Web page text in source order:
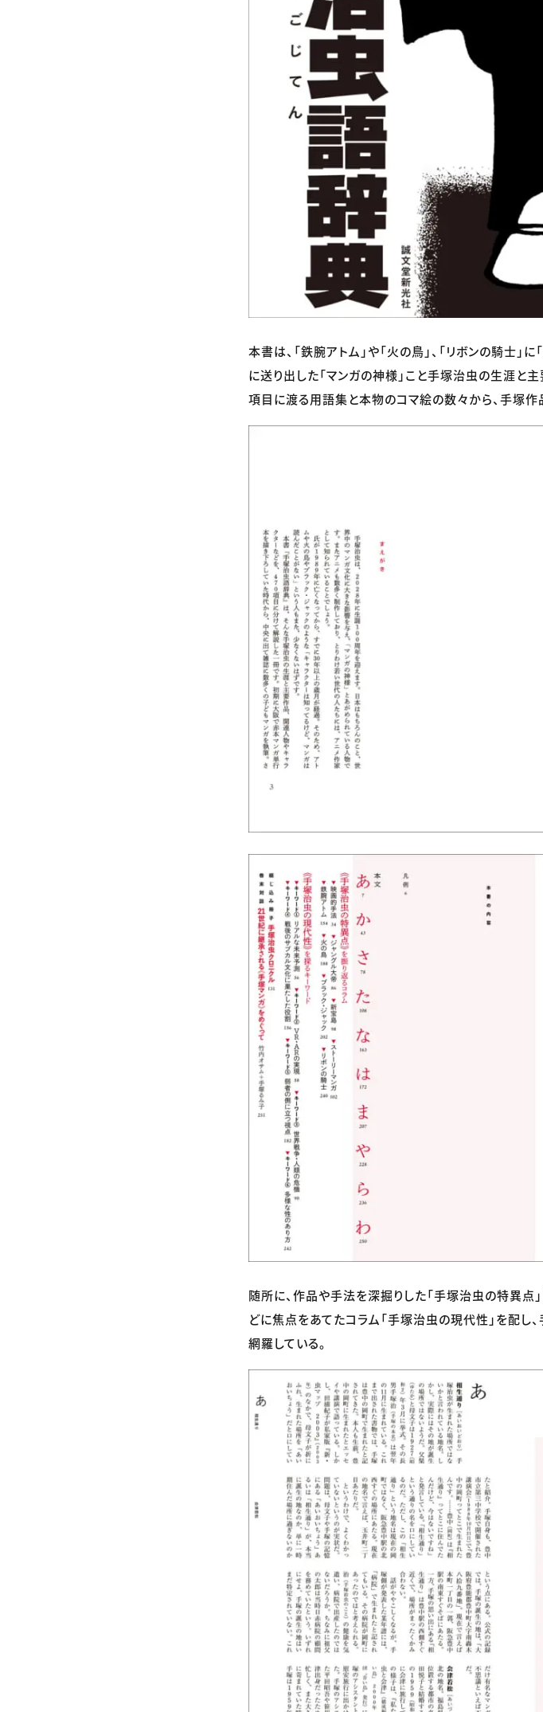
本書は、「鉄腕アトム」や「火の鳥」、「リボンの騎士」
に送り出した「マンガの神様」こと手塚治虫の生涯と
項目に渡る用語集と本物のコマ絵の数々から、手塚
随所に、作品や手法を深掘りした「手塚治虫の特異点
どに焦点をあてたコラム「手塚治虫の現代性」を配し
網羅している。